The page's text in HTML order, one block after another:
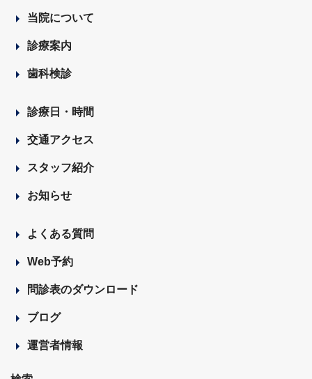
当院について
診療案内
歯科検診
診療日・時間
交通アクセス
スタッフ紹介
お知らせ
よくある質問
Web予約
問診表のダウンロード
ブログ
運営者情報